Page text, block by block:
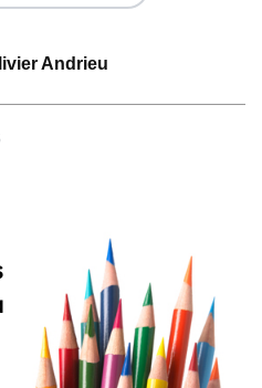
Andrieu